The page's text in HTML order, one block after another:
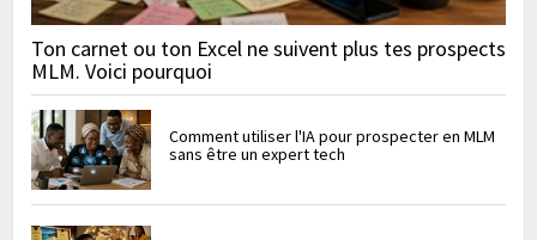
Ton carnet ou ton Excel ne suivent plus tes prospects
MLM. Voici pourquoi
Comment utiliser l'IA pour prospecter en MLM
sans être un expert tech